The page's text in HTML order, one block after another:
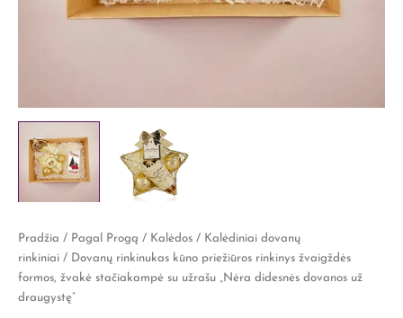
Pradžia / Pagal Progą / Kalėdos / Kalėdiniai dovanų
rinkiniai / Dovanų rinkinukas kūno priežiūros rinkinys žvaigždės
formos, žvakė stačiakampė su užrašu „Nėra didesnės dovanos už
draugystę”
Original
price
Current
price
produkto
kiekis:
Dovanų
rinkinukas